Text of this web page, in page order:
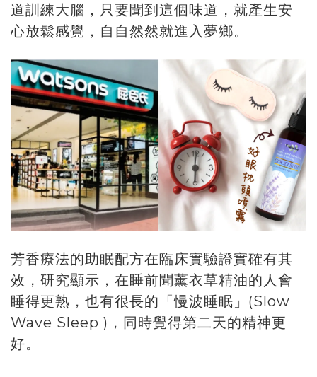
道訓練大腦，只要聞到這個味道，就產生安
心放鬆感覺，自自然然就進入夢鄉。
芳香療法的助眠配方在臨床實驗證實確有其
效，研究顯示，在睡前聞薰衣草精油的人會
睡得更熟，也有很長的「慢波睡眠」(Slow
Wave Sleep )，同時覺得第二天的精神更
好。